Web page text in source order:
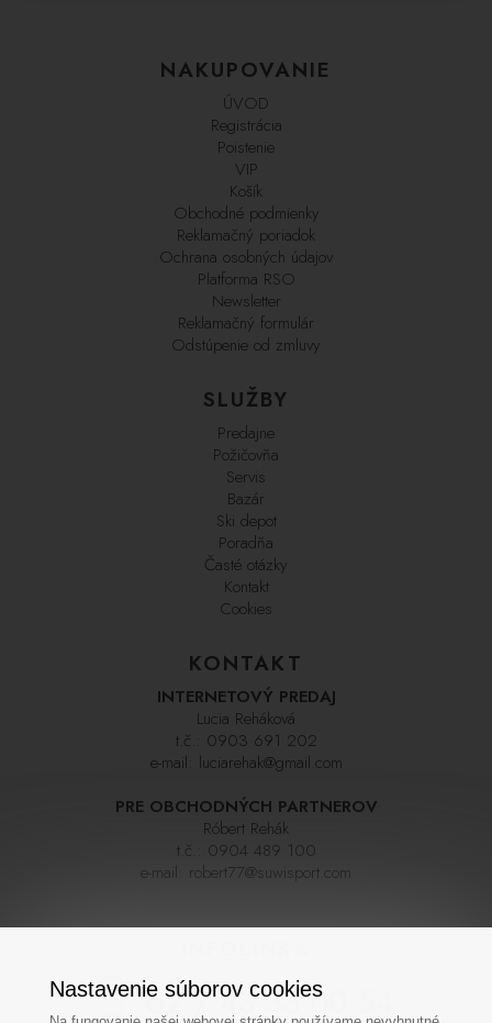
NAKUPOVANIE
ÚVOD
Registrácia
Poistenie
VIP
Košík
Obchodné podmienky
Reklamačný poriadok
Ochrana osobných údajov
Platforma RSO
Newsletter
Reklamačný formulár
Odstúpenie od zmluvy
SLUŽBY
Predajne
Požičovňa
Servis
Bazár
Ski depot
Poradňa
Časté otázky
Kontakt
Cookies
KONTAKT
INTERNETOVÝ PREDAJ
Lucia Reháková
t.č.: 0903 691 202
e-mail: luciarehak@gmail.com
PRE OBCHODNÝCH PARTNEROV
Róbert Rehák
t.č.: 0904 489 100
e-mail: robert77@suwisport.com
02 / 43 33 00 54
Nastavenie súborov cookies